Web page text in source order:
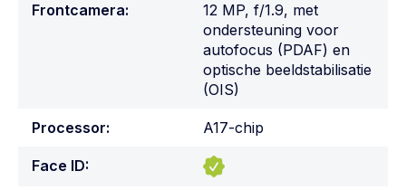
Frontcamera:
12 MP, f/1.9, met
ondersteuning voor
autofocus (PDAF) en
optische beeldstabilisatie
(OIS)
Processor: A17-chip
Face ID: